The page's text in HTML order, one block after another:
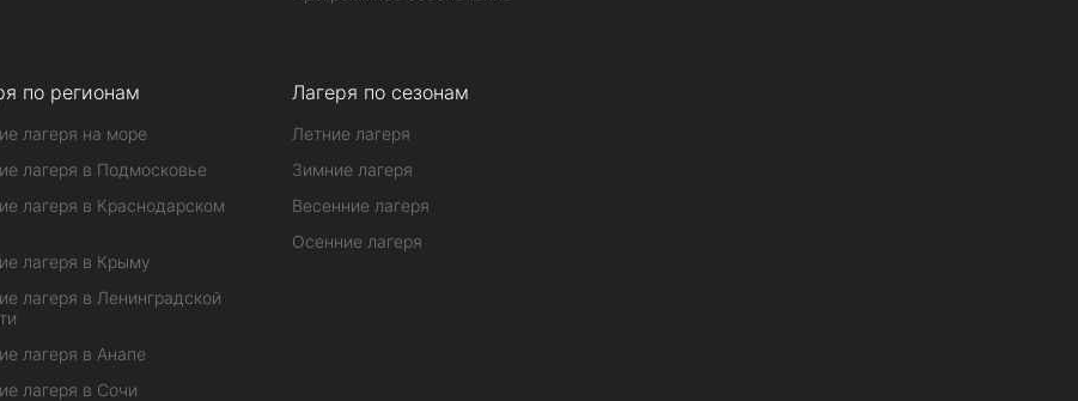
по регионам
лагеря на море
лагеря в Подмосковье
лагеря в Краснодарском
лагеря в Крыму
лагеря в Ленинградской
лагеря в Анапе
лагеря в Сочи
Лагеря по сезонам
Летние лагеря
Зимние лагеря
Весенние лагеря
Осенние лагеря